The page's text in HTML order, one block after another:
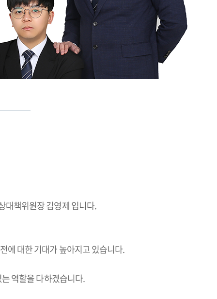
대책위원장 김영제 입니다.
에 대한 기대가 높아지고 있습니다.
역할을 다하겠습니다.